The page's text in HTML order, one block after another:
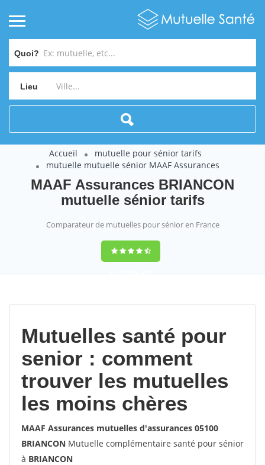
Quoi?
Lieu
Accueil
mutuelle pour sénior tarifs
mutuelle mutuelle sénior MAAF Assurances
MAAF Assurances BRIANCON
mutuelle sénior tarifs
Comparateur de mutuelles pour sénior en France
9,2(100%)452
Mutuelles santé pour
senior : comment
trouver les mutuelles
les moins chères
MAAF Assurances mutuelles d'assurances 05100
BRIANCON Mutuelle complémentaire santé pour sénior
à BRIANCON